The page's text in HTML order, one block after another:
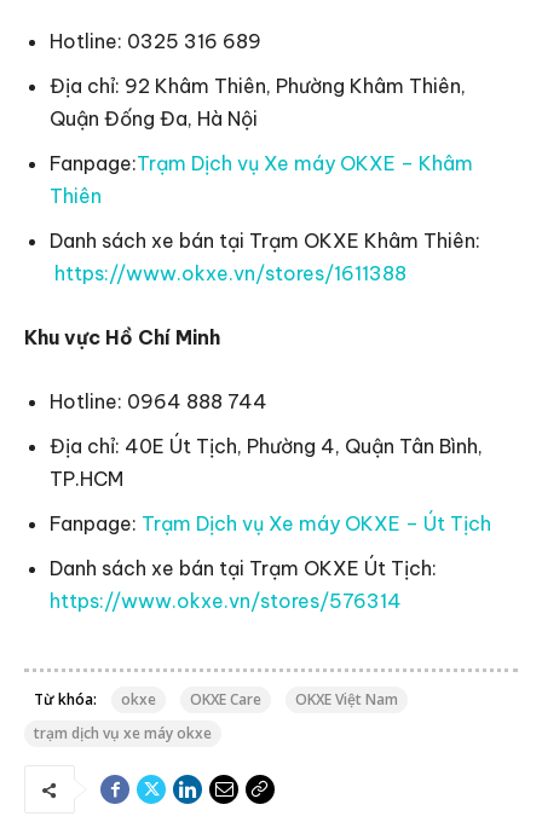
Hotline: 0325 316 689
Địa chỉ: 92 Khâm Thiên, Phường Khâm Thiên,
Quận Đống Đa, Hà Nội
Fanpage:Trạm Dịch vụ Xe máy OKXE – Khâm
Thiên
Danh sách xe bán tại Trạm OKXE Khâm Thiên:
https://www.okxe.vn/stores/1611388
Khu vực Hồ Chí Minh
Hotline: 0964 888 744
Địa chỉ: 40E Út Tịch, Phường 4, Quận Tân Bình,
TP.HCM
Fanpage: Trạm Dịch vụ Xe máy OKXE – Út Tịch
Danh sách xe bán tại Trạm OKXE Út Tịch:
https://www.okxe.vn/stores/576314
Từ khóa: okxe OKXE Care
OKXE Việt Nam
trạm dịch vụ xe máy okxe